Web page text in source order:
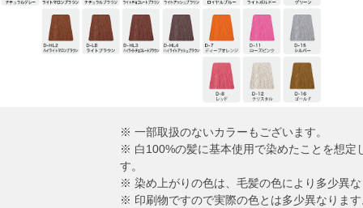
※ 一部取扱のないカラーもございます。
※ 白100%の髪に基本使用で染めたことを想定
す。
※ 染め上がりの色は、毛髪の色により多少異
※ 印刷物ですので実際の色とは多少異なりま